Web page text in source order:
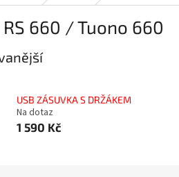
660 / Tuono 660
USB ZÁSUVKA S DRŽÁKEM
Na dotaz
1 590 Kč